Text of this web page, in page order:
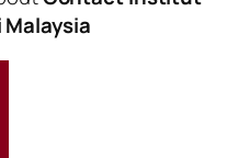
Malaysia